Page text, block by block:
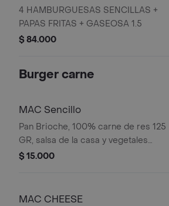
4 HAMBURGUESAS SENCILLAS +
PAPAS FRITAS + GASEOSA 1.5
$ 84.000
Burger carne
MAC Sencillo
Pan Brioche, 100% carne de res 125
GR, salsa de la casa y vegetales
frescos.
$ 15.000
MAC CHEESE